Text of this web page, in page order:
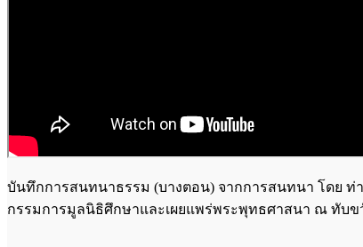
บันทึกการสนทนาธรรม (บางตอน) จากการสนทนา โดย
กรรมการมูลนิธิศึกษาและเผยแพร่พระพุทธศาสนา ณ ทับ